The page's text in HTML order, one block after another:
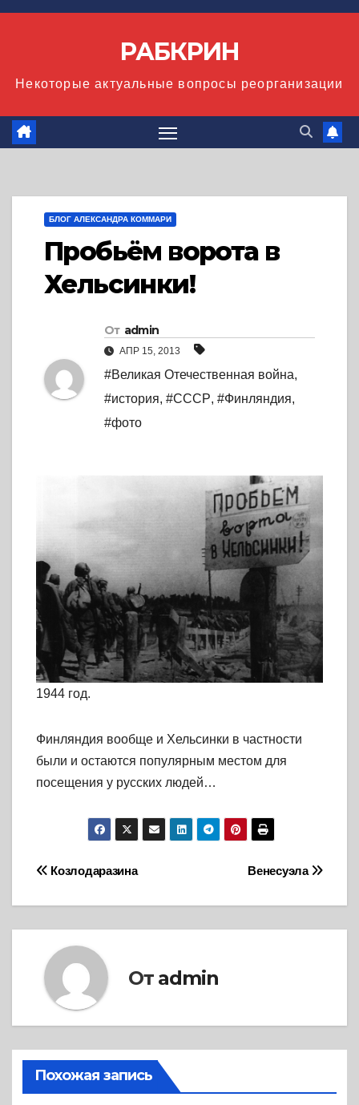
Перейти
РАБКРИН
Некоторые актуальные вопросы реорганизации
БЛОГ АЛЕКСАНДРА КОММАРИ
Пробьём ворота в
Хельсинки!
От admin
АПР 15, 2013
#Великая Отечественная война,
#история, #СССР, #Финляндия,
#фото
1944 год.
Финляндия вообще и Хельсинки в частности
были и остаются популярным местом для
посещения у русских людей…
Навигация
по
записям
Венесуэла
Козлодаразина
От admin
Похожая запись